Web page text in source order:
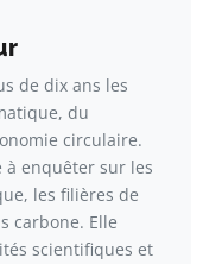
de dix ans les
du
circulaire.
à enquêter sur les
les filières de
carbone. Elle
scientifiques et